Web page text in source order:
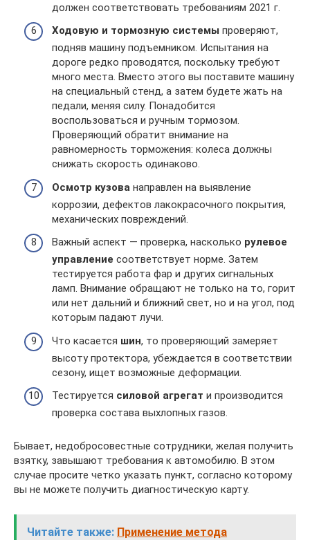
должен соответствовать требованиям 2021 г.
Ходовую и тормозную системы проверяют,
подняв машину подъемником. Испытания на
дороге редко проводятся, поскольку требуют
много места. Вместо этого вы поставите машину
на специальный стенд, а затем будете жать на
педали, меняя силу. Понадобится
воспользоваться и ручным тормозом.
Проверяющий обратит внимание на
равномерность торможения: колеса должны
снижать скорость одинаково.
Осмотр кузова направлен на выявление
коррозии, дефектов лакокрасочного покрытия,
механических повреждений.
Важный аспект — проверка, насколько рулевое
управление соответствует норме. Затем
тестируется работа фар и других сигнальных
ламп. Внимание обращают не только на то, горит
или нет дальний и ближний свет, но и на угол, под
которым падают лучи.
Что касается шин, то проверяющий замеряет
высоту протектора, убеждается в соответствии
сезону, ищет возможные деформации.
Тестируется силовой агрегат и производится
проверка состава выхлопных газов.
Бывает, недобросовестные сотрудники, желая получить
взятку, завышают требования к автомобилю. В этом
случае просите четко указать пункт, согласно которому
вы не можете получить диагностическую карту.
Читайте также: Применение метода